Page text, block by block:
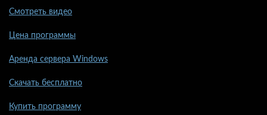
Смотреть видео
Цена программы
Аренда сервера Windows
Скачать бесплатно
Купить программу